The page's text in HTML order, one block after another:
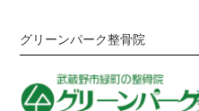
グリーンパーク整骨院